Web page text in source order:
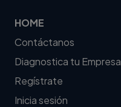
HOME
Contáctanos
Diagnostica tu Empresa
Regístrate
Inicia sesión